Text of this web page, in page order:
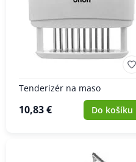
Tenderizér na maso
10,83 € Do košíku